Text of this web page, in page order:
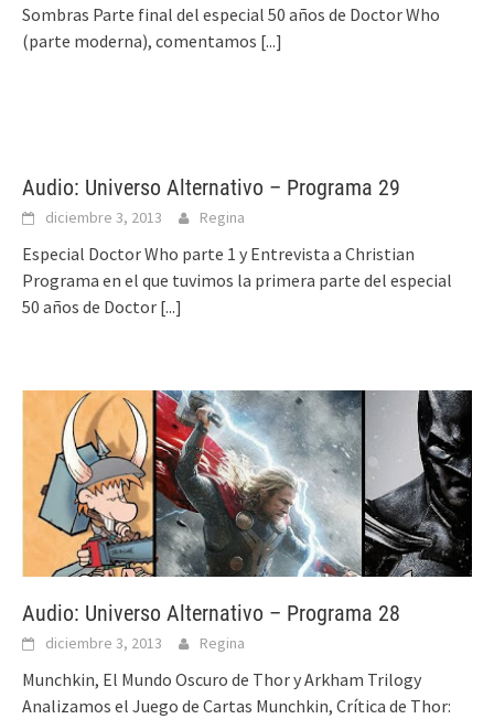
Sombras Parte final del especial 50 años de Doctor Who
(parte moderna), comentamos [...]
Audio: Universo Alternativo – Programa 29
diciembre 3, 2013 Regina
Especial Doctor Who parte 1 y Entrevista a Christian
Programa en el que tuvimos la primera parte del especial
50 años de Doctor [...]
Audio: Universo Alternativo – Programa 28
diciembre 3, 2013 Regina
Munchkin, El Mundo Oscuro de Thor y Arkham Trilogy
Analizamos el Juego de Cartas Munchkin, Crítica de Thor: